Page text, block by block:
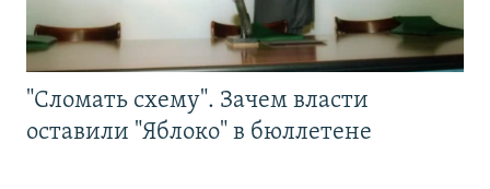
"Сломать схему". Зачем власти
оставили "Яблоко" в бюллетене